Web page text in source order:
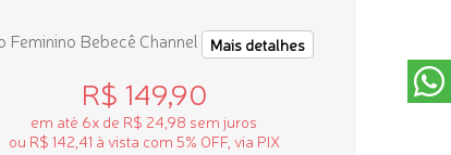
Feminino Bebecê Channel Mais detalhes
R$ 149,90
em até 6x de R$ 24,98 sem juros
ou R$ 142,41 à vista com 5% OFF, via PIX